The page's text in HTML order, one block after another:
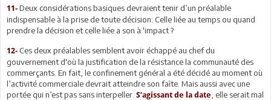
11- Deux considérations basiques devraient tenir d’un préalable
indispensable à la prise de toute décision: Celle liée au temps ou quand
prendre la décision et celle liée a son à 'impact ?
12- Ces deux préalables semblent avoir échappé au chef du
gouvernement d'où la justification de la résistance la communauté des
commerçants. En fait, le confinement général a été décidé au moment où
l’activité commerciale devrait atteindre son faîte. Mais aussi avec une
portée qui n’est pas sans interpeller. S’agissant de la date , elle serait mal